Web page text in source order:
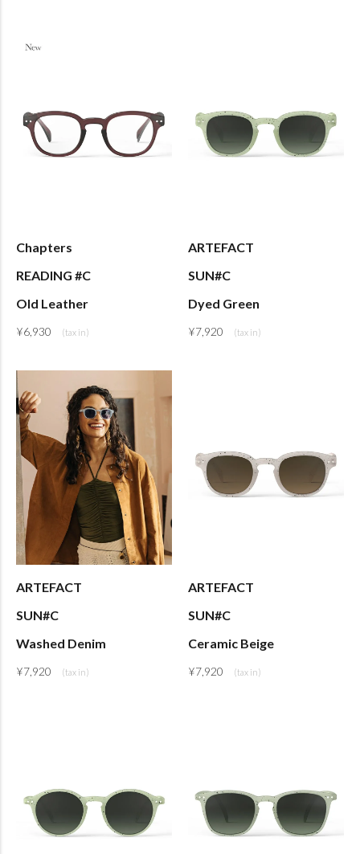
Chapters
READING #C
Old Leather
¥6,930
ARTEFACT
SUN#C
Dyed Green
¥7,920
ARTEFACT
SUN#C
Washed Denim
¥7,920
ARTEFACT
SUN#C
Ceramic Beige
¥7,920